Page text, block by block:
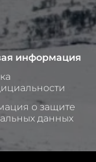
информация
о защите
данных